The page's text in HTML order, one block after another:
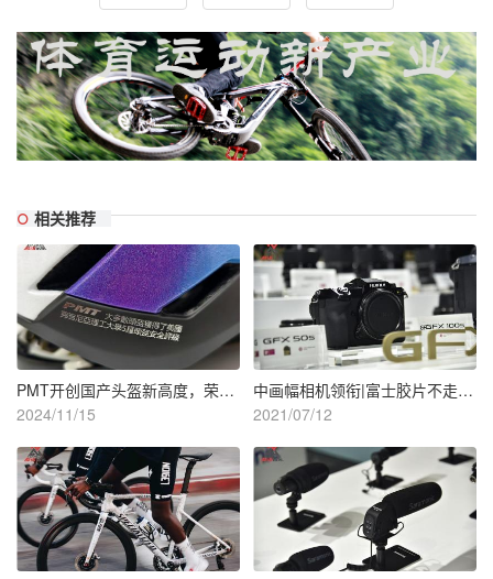
相关推荐
PMT开创国产头盔新高度，荣获弗吉尼亚理工大学最高五星评级
2024/11/15
中画幅相机领衔|富士胶片不走寻常路
2021/07/12